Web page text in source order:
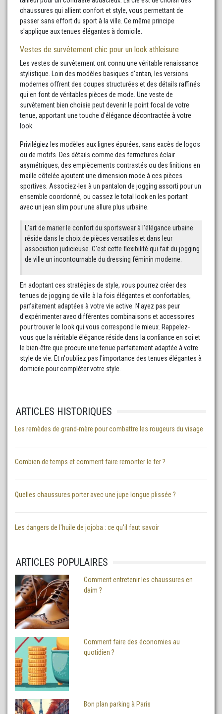
chaussures qui allient confort et style, vous permettant de
passer sans effort du sport à la ville. Ce même principe
s'applique aux tenues élégantes à domicile.
Vestes de survêtement chic pour un look athleisure
Les vestes de survêtement ont connu une véritable renaissance
stylistique. Loin des modèles basiques d'antan, les versions
modernes offrent des coupes structurées et des détails raffinés
qui en font de véritables pièces de mode. Une veste de
survêtement bien choisie peut devenir le point focal de votre
tenue, apportant une touche d'élégance décontractée à votre
look.
Privilégiez les modèles aux lignes épurées, sans excès de logos
ou de motifs. Des détails comme des fermetures éclair
asymétriques, des empiècements contrastés ou des finitions en
maille côtelée ajoutent une dimension mode à ces pièces
sportives. Associez-les à un pantalon de jogging assorti pour un
ensemble coordonné, ou cassez le total look en les portant
avec un jean slim pour une allure plus urbaine.
L'art de marier le confort du sportswear à l'élégance urbaine
réside dans le choix de pièces versatiles et dans leur
association judicieuse. C'est cette flexibilité qui fait du jogging
de ville un incontournable du dressing féminin moderne.
En adoptant ces stratégies de style, vous pourrez créer des
tenues de jogging de ville à la fois élégantes et confortables,
parfaitement adaptées à votre vie active. N'ayez pas peur
d'expérimenter avec différentes combinaisons et accessoires
pour trouver le look qui vous correspond le mieux. Rappelez-
vous que la véritable élégance réside dans la confiance en soi et
le bien-être que procure une tenue parfaitement adaptée à votre
style de vie. Et n'oubliez pas l'importance des tenues élégantes à
domicile pour compléter votre style.
ARTICLES HISTORIQUES
Les remèdes de grand-mère pour combattre les rougeurs du visage
Combien de temps et comment faire remonter le fer ?
Quelles chaussures porter avec une jupe longue plissée ?
Les dangers de l'huile de jojoba : ce qu'il faut savoir
ARTICLES POPULAIRES
Comment entretenir les chaussures en
daim ?
Comment faire des économies au
quotidien ?
Bon plan parking à Paris